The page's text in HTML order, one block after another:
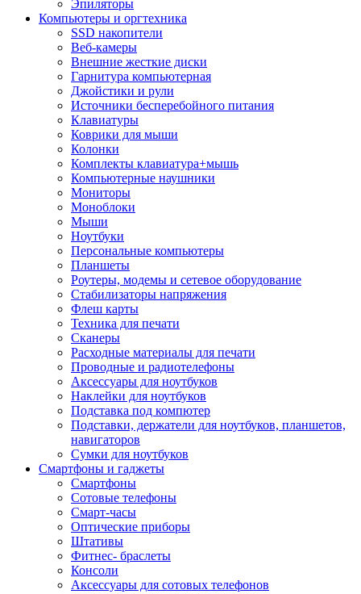
Эпиляторы
Компьютеры и оргтехника
SSD накопители
Веб-камеры
Внешние жесткие диски
Гарнитура компьютерная
Джойстики и рули
Источники бесперебойного питания
Клавиатуры
Коврики для мыши
Колонки
Комплекты клавиатура+мышь
Компьютерные наушники
Мониторы
Моноблоки
Мыши
Ноутбуки
Персональные компьютеры
Планшеты
Роутеры, модемы и сетевое оборудование
Стабилизаторы напряжения
Флеш карты
Техника для печати
Сканеры
Расходные материалы для печати
Проводные и радиотелефоны
Аксессуары для ноутбуков
Наклейки для ноутбуков
Подставка под компютер
Подставки, держатели для ноутбуков, планшетов,
навигаторов
Сумки для ноутбуков
Смартфоны и гаджеты
Смартфоны
Сотовые телефоны
Смарт-часы
Оптические приборы
Штативы
Фитнес- браслеты
Консоли
Аксессуары для сотовых телефонов